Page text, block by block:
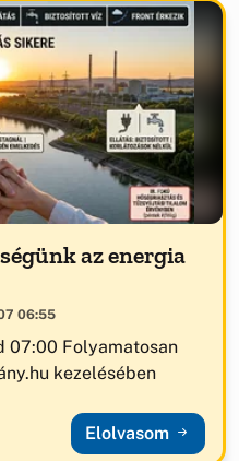
az energia
06:55
07:00 Folyamatosan
kezelésében
Elolvasom